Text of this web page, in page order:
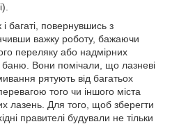
багаті, повернувшись з
важку роботу, бажаючи
переляку або надмірних
баню. Вони помічали, що лазневі
рятують від багатьох
того чи іншого міста
лазень. Для того, щоб зберегти
правителі будували не тільки